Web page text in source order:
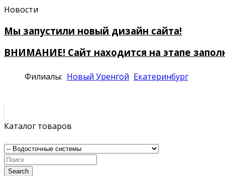
Новости
Мы запустили новый дизайн сайта!
ВНИМАНИЕ! Сайт находится на этапе
Филиалы: Новый Уренгой Екатеринбург
Каталог товаров
Search